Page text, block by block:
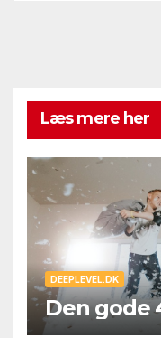
Læs mere her
DEEPLEVEL.DK